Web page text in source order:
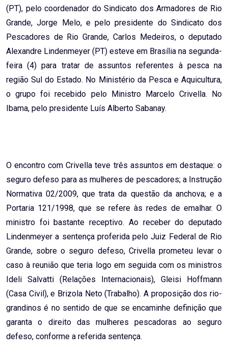
(PT), pelo coordenador do Sindicato dos Armadores de Rio
Grande, Jorge Melo, e pelo presidente do Sindicato dos
Pescadores de Rio Grande, Carlos Medeiros, o deputado
Alexandre Lindenmeyer (PT) esteve em Brasília na segunda-
feira (4) para tratar de assuntos referentes à pesca na
região Sul do Estado. No Ministério da Pesca e Aquicultura,
o grupo foi recebido pelo Ministro Marcelo Crivella. No
Ibama, pelo presidente Luís Alberto Sabanay.
O encontro com Crivella teve três assuntos em destaque: o
seguro defeso para as mulheres de pescadores; a Instrução
Normativa 02/2009, que trata da questão da anchova; e a
Portaria 121/1998, que se refere às redes de emalhar. O
ministro foi bastante receptivo. Ao receber do deputado
Lindenmeyer a sentença proferida pelo Juiz Federal de Rio
Grande, sobre o seguro defeso, Crivella prometeu levar o
caso à reunião que teria logo em seguida com os ministros
Ideli Salvatti (Relações Internacionais), Gleisi Hoffmann
(Casa Civil), e Brizola Neto (Trabalho). A proposição dos rio-
grandinos é no sentido de que se encaminhe definição que
garanta o direito das mulheres pescadoras ao seguro
defeso, conforme a referida sentença.